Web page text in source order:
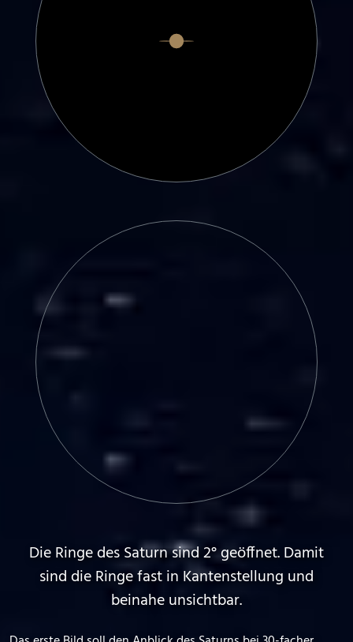
Die Ringe des Saturn sind 2° geöffnet. Damit
sind die Ringe fast in Kantenstellung und
beinahe unsichtbar.